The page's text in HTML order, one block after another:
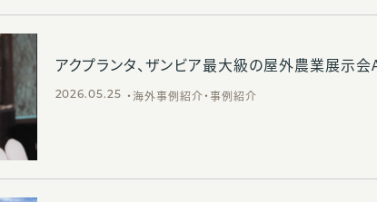
アクプランタ、ザンビア最大級の屋外農業展
2026.05.25 海外事例紹介 事例紹介